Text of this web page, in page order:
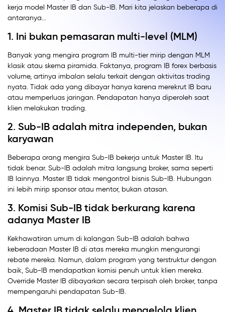
kerja model Master IB dan Sub-IB. Mari kita jelaskan beberapa di
antaranya...
1. Ini bukan pemasaran multi-level (MLM)
Banyak yang mengira program IB multi-tier mirip dengan MLM
klasik atau skema piramida. Faktanya, program IB forex berbasis
volume, artinya imbalan selalu terkait dengan aktivitas trading
nyata. Tidak ada yang dibayar hanya karena merekrut IB baru
atau memperluas jaringan. Pendapatan hanya diperoleh saat
klien melakukan trading.
2. Sub-IB adalah mitra independen, bukan
karyawan
Beberapa orang mengira Sub-IB bekerja untuk Master IB. Itu
tidak benar. Sub-IB adalah mitra langsung broker, sama seperti
IB lainnya. Master IB tidak mengontrol bisnis Sub-IB. Hubungan
ini lebih mirip sponsor atau mentor, bukan atasan.
3. Komisi Sub-IB tidak berkurang karena
adanya Master IB
Kekhawatiran umum di kalangan Sub-IB adalah bahwa
keberadaan Master IB di atas mereka mungkin mengurangi
rebate mereka. Namun, dalam program yang terstruktur dengan
baik, Sub-IB mendapatkan komisi penuh untuk klien mereka.
Override Master IB dibayarkan secara terpisah oleh broker, tanpa
mempengaruhi pendapatan Sub-IB.